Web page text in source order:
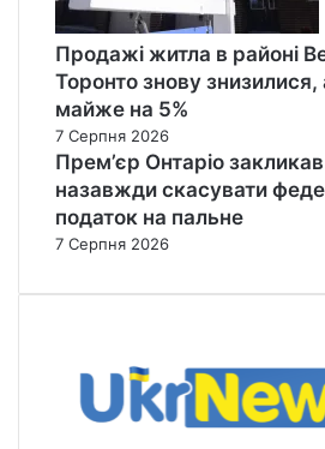
Продажі житла в районі
Торонто знову знизилися,
майже на 5%
7 Серпня 2026
Прем’єр Онтаріо
назавжди скасувати
податок на пальне
7 Серпня 2026